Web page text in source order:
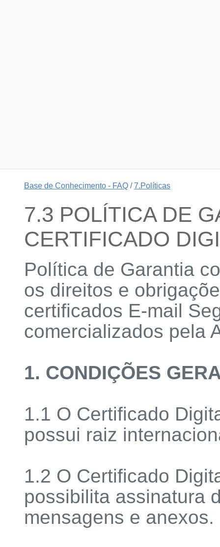
Base de Conhecimento - FAQ /7.Políticas
7.3 POLÍTICA DE
CERTIFICADO
Política de Garantia
os direitos e
certificados E-mail
comercializados pela
1. CONDIÇÕES
1.1 O Certificado
possui raiz
1.2 O Certificado
possibilita assinatura
mensagens e anexos.